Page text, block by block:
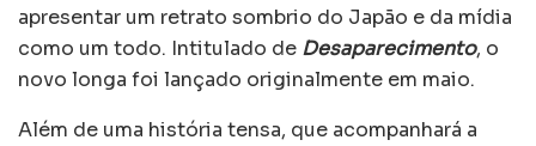
apresentar um retrato sombrio do Japão e da mídia
como um todo. Intitulado de Desaparecimento, o
novo longa foi lançado originalmente em maio.
Além de uma história tensa, que acompanhará a